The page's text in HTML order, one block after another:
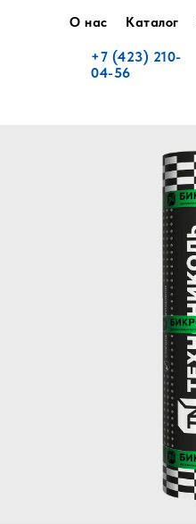
+7 (423) 210-
04-56
О нас Каталог